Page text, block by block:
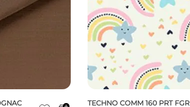
TECHNO COMM 160 PRT FGR